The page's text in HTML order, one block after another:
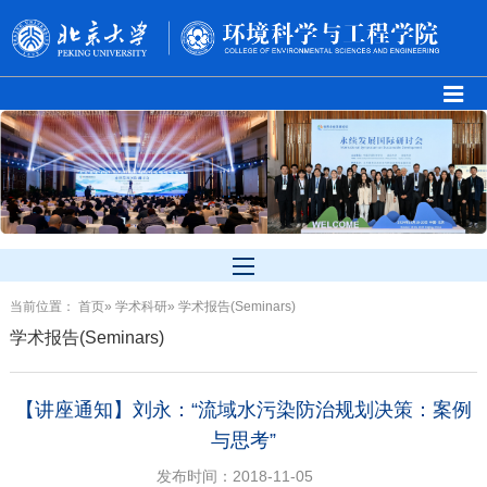
当前位置： 首页» 学术科研» 学术报告(Seminars)
学术报告(Seminars)
【讲座通知】刘永：“流域水污染防治规划决策：案例
与思考”
发布时间：2018-11-05